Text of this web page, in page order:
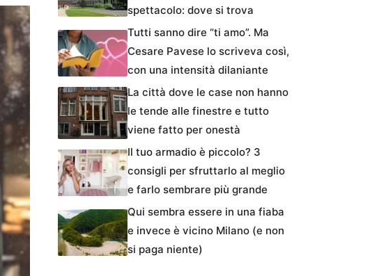
spettacolo: dove si trova
Tutti sanno dire “ti amo”. Ma
Cesare Pavese lo scriveva così,
con una intensità dilaniante
La città dove le case non hanno
le tende alle finestre e tutto
viene fatto per onestà
Il tuo armadio è piccolo? 3
consigli per sfruttarlo al meglio
e farlo sembrare più grande
Qui sembra essere in una fiaba
e invece è vicino Milano (e non
si paga niente)